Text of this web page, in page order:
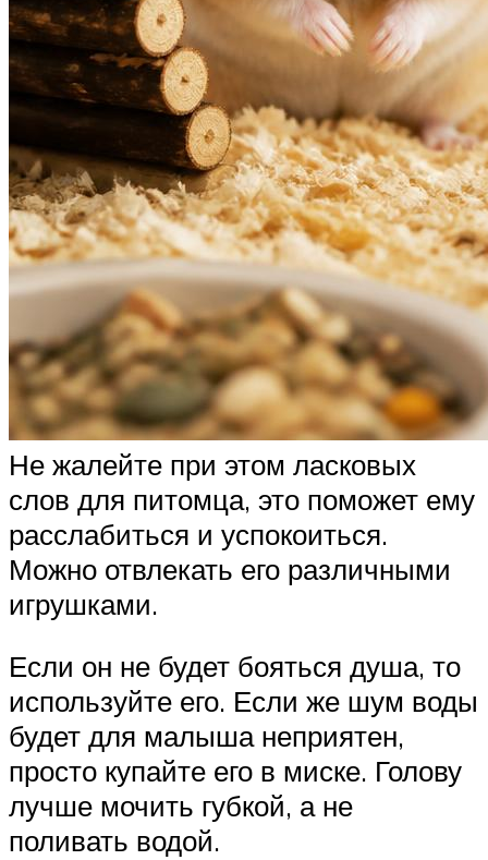
Не жалейте при этом ласковых
слов для питомца, это поможет ему
расслабиться и успокоиться.
Можно отвлекать его различными
игрушками.
Если он не будет бояться душа, то
используйте его. Если же шум воды
будет для малыша неприятен,
просто купайте его в миске. Голову
лучше мочить губкой, а не
поливать водой.